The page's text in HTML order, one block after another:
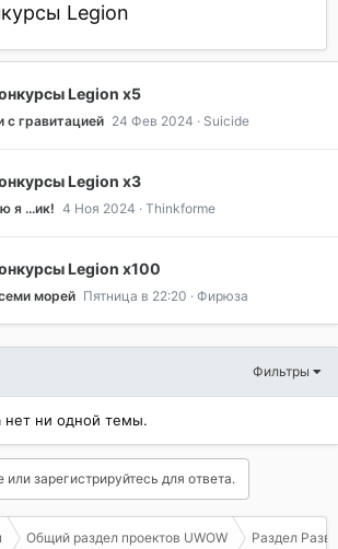
Legion
Legion x5
с гравитацией 24 Фев 2024 Suicide
Legion x3
я ...ик! 4 Ноя 2024 Thinkforme
Legion х100
морей Пятница в 22:20 Фирюза
Фильтры
нет ни одной темы.
или зарегистрируйтесь для ответа.
Общий раздел проектов UWOW Раздел